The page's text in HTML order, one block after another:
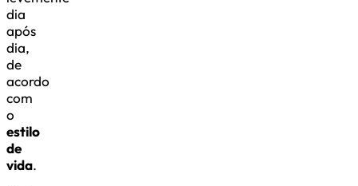
dia
após
dia,
de
acordo
com
o
estilo
de
vida.